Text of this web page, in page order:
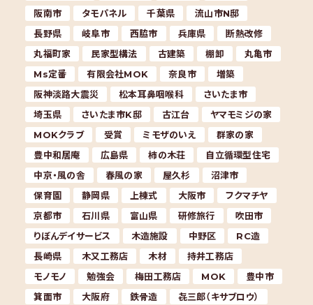
阪南市
タモパネル 千葉県
流山市N邸
長野県
岐阜市 西脇市 兵庫県
断熱改修
丸福町家
民家型構法 古建築 棚卸
丸亀市
Ms定番
有限会社MOK 奈良市
増築
阪神淡路大震災
松本耳鼻咽喉科
さいたま市
埼玉県
さいたま市K邸 古江台
ヤマモミジの家
MOKクラブ
受賞 ミモザのいえ
群家の家
豊中和居庵
広島県 柿の木荘
自立循環型住宅
中京・風の舎
春風の家 屋久杉
沼津市
保育園
静岡県 上棟式 大阪市
フクマチヤ
京都市
石川県 富山県 研修旅行
吹田市
りぼんデイサービス
木造施設 中野区
RC造
長崎県
木又工務店 木材
持井工務店
モノモノ
勉強会 梅田工務店 MOK
豊中市
箕面市
大阪府 鉄骨造
㐂三郎（キサブロウ）